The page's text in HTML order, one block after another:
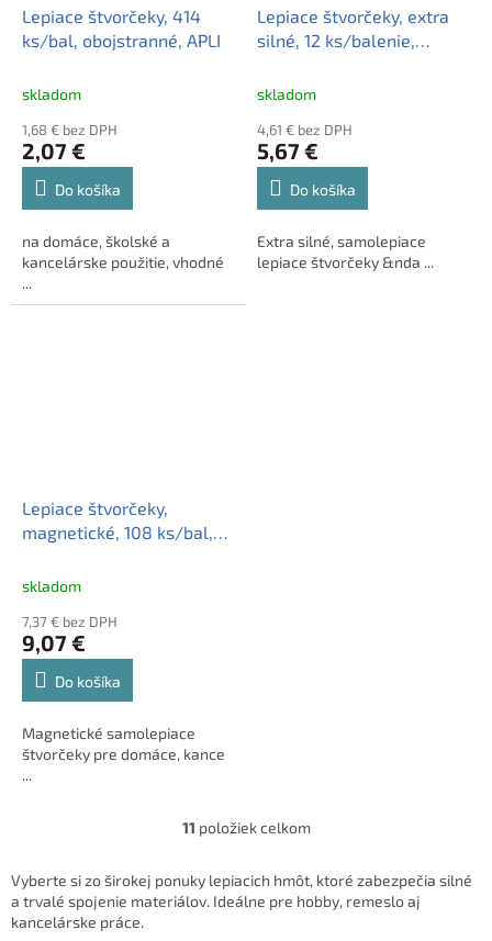
Lepiace štvorčeky, 414
ks/bal, obojstranné, APLI
skladom
1,68 € bez DPH
2,07 €
Do košíka
na domáce, školské a
kancelárske použitie, vhodné
...
Lepiace štvorčeky, extra
silné, 12 ks/balenie,
skladom
4,61 € bez DPH
5,67 €
Do košíka
Extra silné, samolepiace
lepiace štvorčeky &nda ...
Lepiace štvorčeky,
magnetické, 108 ks/bal,
skladom
7,37 € bez DPH
9,07 €
Do košíka
Magnetické samolepiace
štvorčeky pre domáce, kance
...
O
l
á
11 položiek celkom
Vyberte si zo širokej ponuky lepiacich hmôt, ktoré zabezpečia silné
a trvalé spojenie materiálov. Ideálne pre hobby, remeslo aj
kancelárske práce.